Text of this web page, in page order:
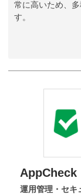
常に高いため、
す。
AppCheck
運用管理・セキ